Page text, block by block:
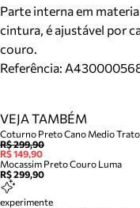
Parte interna em
cintura, é ajustável por
couro.
Referência:
VEJA TAMBÉM
Coturno Preto Cano Medio
R$ 299,90
R$ 149,90
Mocassim Preto Couro Luma
R$ 299,90
experimente